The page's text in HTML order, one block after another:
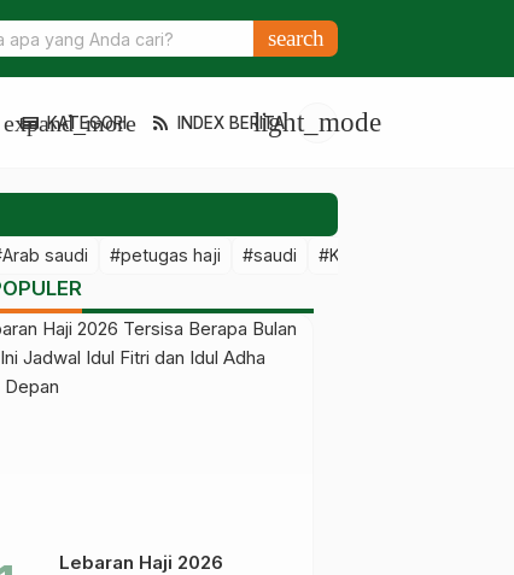
Izin Travel Umrah karena Melanggar Kontrak dengan
search
KATEGORI
expand_more INDEX BERITAlight_mode
saudi #petugas haji #saudi #Kementerian Haji dan
Lebaran Haji 2026